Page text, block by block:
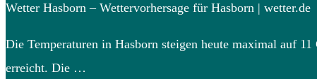
Wetter Hasborn – Wettervorhersage für Hasborn | wetter.de
Die Temperaturen in Hasborn steigen heute maximal auf
erreicht. Die …